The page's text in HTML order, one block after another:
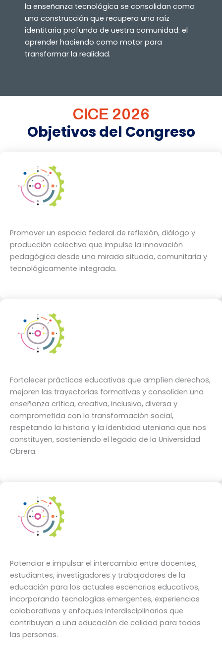
la enseñanza tecnológica se consolidan como
una construcción que recupera una raíz
identitaria profunda de uestra comunidad: el
aprender haciendo como motor para
transformar la realidad.
CICE 2026
Objetivos del Congreso
Promover un espacio federal de reflexión, diálogo y
producción colectiva que impulse la innovación
pedagógica desde una mirada situada, comunitaria y
tecnológicamente integrada.
Fortalecer prácticas educativas que amplíen derechos,
mejoren las trayectorias formativas y consoliden una
enseñanza crítica, creativa, inclusiva, diversa y
comprometida con la transformación social,
respetando la historia y la identidad uteniana que nos
constituyen, sosteniendo el legado de la Universidad
Obrera.
Potenciar e impulsar el intercambio entre docentes,
estudiantes, investigadores y trabajadores de la
educación para los actuales escenarios educativos,
incorporando tecnologías emergentes, experiencias
colaborativas y enfoques interdisciplinarios que
contribuyan a una educación de calidad para todas
las personas.